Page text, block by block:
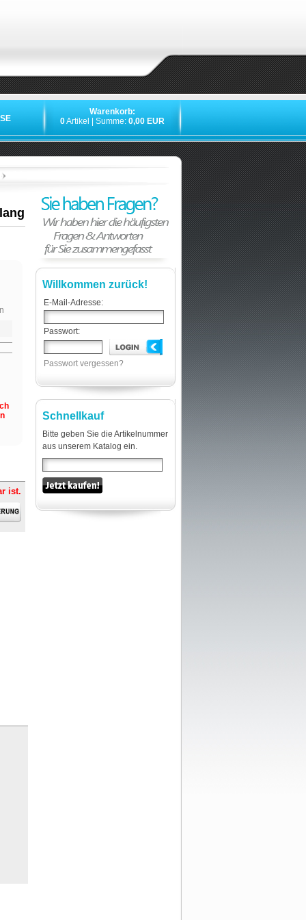
Warenkorb:
0Artikel | Summe: 0,00 EUR
ist.
Willkommen zurück!
E-Mail-Adresse:
Passwort:
Passwort vergessen?
Schnellkauf
Bitte geben Sie die Artikelnummer
aus unserem Katalog ein.